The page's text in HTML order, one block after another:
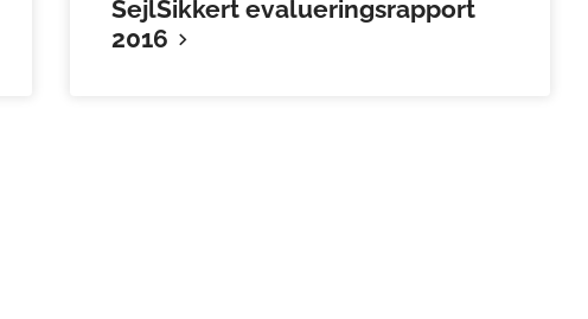
SejlSikkert evalueringsrapport
2016